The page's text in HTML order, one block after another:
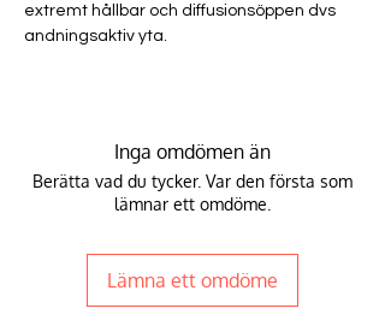
extremt hållbar och diffusionsöppen dvs
andningsaktiv yta.
Inga omdömen än
Berätta vad du tycker. Var den första som
lämnar ett omdöme.
Lämna ett omdöme